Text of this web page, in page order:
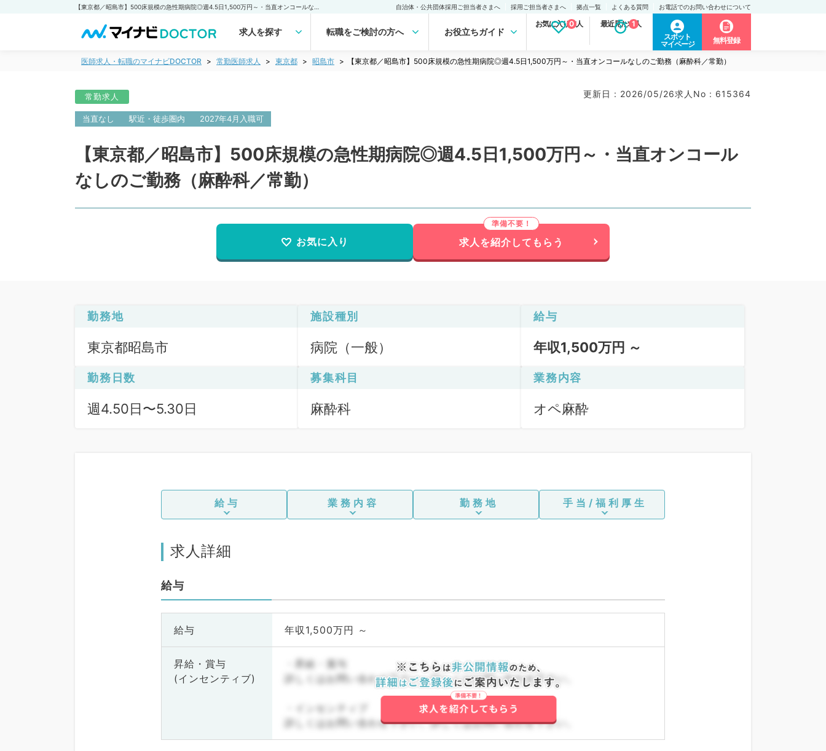
自治体・公共団体採用ご担当者さまへ 採用ご担当者さまへ 拠点一覧 よくある質問 お電話でのお問い合わせについて
求人を探す 転職をご検討の方へ お役立ちガイド
お気に入り求人
0 最近見た求人
1
スポット
マイページ
無料登録
医師求人・転職のマイナビDOCTOR 常勤医師求人 東京都 昭島市 【東京都／昭島市】500床規模の急性期病院◎週4.5日1,500万円～・当直オンコールなしのご勤務（麻酔科／常勤）
常勤求人 更新日 : 2026/05/26求人No : 615364
当直なし 駅近・徒歩圏内 2027年4月入職可
【東京都／昭島市】500床規模の急性期病院◎週4.5日1,500万円～・当直オンコール
なしのご勤務（麻酔科／常勤）
お気に入り 求人を紹介してもらう
勤務地
東京都昭島市
施設種別
病院（一般）
給与
年収1,500万円 ～
勤務日数
週4.50日〜5.30日
募集科目
麻酔科
業務内容
オペ麻酔
給与 業務内容 勤務地 手当/福利厚生
求人詳細
給与
給与 年収1,500万円 ～
昇給・賞与
(インセンティブ)
・昇給・賞与
詳しくはお問い合わせ下さい。詳しくはお問い合わせ下さい。
・インセンティブ
詳しくはお問い合わせ下さい。詳しくはお問い合わせ下さい。